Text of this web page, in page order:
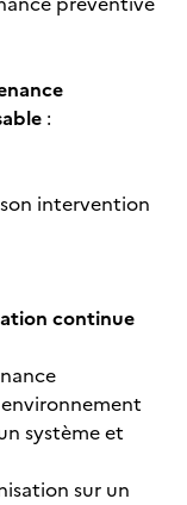
:
intervention
continue
système et
sur un